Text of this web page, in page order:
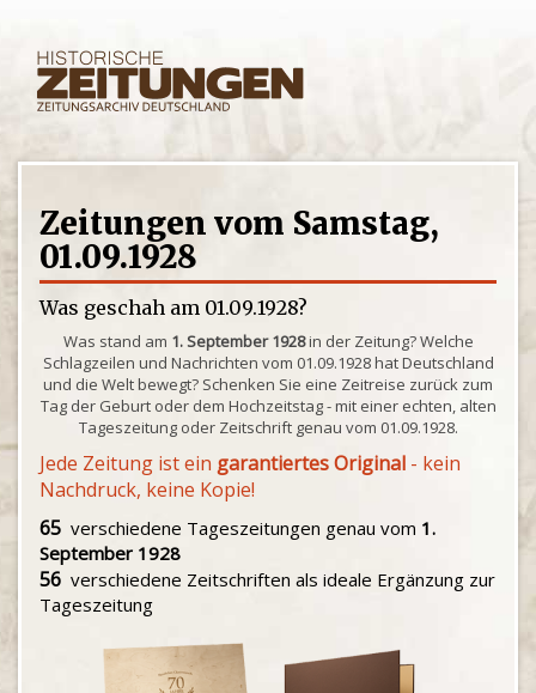
Zeitungen vom Samstag,
01.09.1928
Was geschah am 01.09.1928?
Was stand am 1. September 1928in der Zeitung? Welche
Schlagzeilen und Nachrichten vom 01.09.1928 hat Deutschland
und die Welt bewegt? Schenken Sie eine Zeitreise zurück zum
Tag der Geburt oder dem Hochzeitstag - mit einer echten, alten
Tageszeitung oder Zeitschrift genau vom 01.09.1928.
Jede Zeitung ist ein garantiertes Original - kein
Nachdruck, keine Kopie!
65 verschiedene Tageszeitungen genau vom 1.
September 1928
56 verschiedene Zeitschriften als ideale Ergänzung zur
Tageszeitung